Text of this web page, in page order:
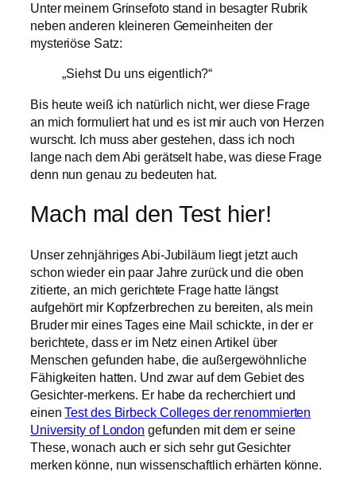
Unter meinem Grinsefoto stand in besagter Rubrik
neben anderen kleineren Gemeinheiten der
mysteriöse Satz:
„Siehst Du uns eigentlich?“
Bis heute weiß ich natürlich nicht, wer diese Frage
an mich formuliert hat und es ist mir auch von Herzen
wurscht. Ich muss aber gestehen, dass ich noch
lange nach dem Abi gerätselt habe, was diese Frage
denn nun genau zu bedeuten hat.
Mach mal den Test hier!
Unser zehnjähriges Abi-Jubiläum liegt jetzt auch
schon wieder ein paar Jahre zurück und die oben
zitierte, an mich gerichtete Frage hatte längst
aufgehört mir Kopfzerbrechen zu bereiten, als mein
Bruder mir eines Tages eine Mail schickte, in der er
berichtete, dass er im Netz einen Artikel über
Menschen gefunden habe, die außergewöhnliche
Fähigkeiten hatten. Und zwar auf dem Gebiet des
Gesichter-merkens. Er habe da recherchiert und
einenTest des Birbeck Colleges der renommierten
University of London gefunden mit dem er seine
These, wonach auch er sich sehr gut Gesichter
merken könne, nun wissenschaftlich erhärten könne.